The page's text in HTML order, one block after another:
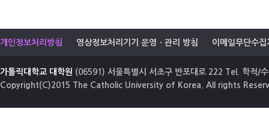
개인정보처리방침 영상정보처리기기 운영ㆍ관리 방침 이메일무단수집
가톨릭대학교 대학원 (06591) 서울특별시 서초구 반포대로 222 Tel. 학적/
Copyright(C)2015 The Catholic University of Korea. All rights